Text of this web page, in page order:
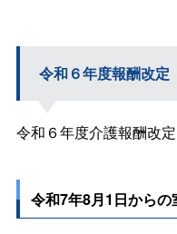
令和６年度報酬改定
令和６年度介護報酬改
令和7年8月1日から